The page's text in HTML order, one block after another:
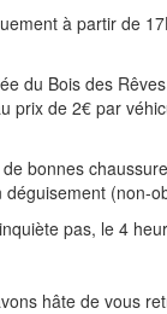
à partir de
du Bois des
prix de 2€ par
bonnes
(non-
pas, le 4
hâte de vous